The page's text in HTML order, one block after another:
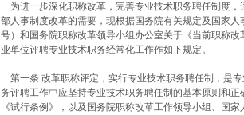
为进一步深化职称改革，完善专业技术职务聘任制度
部人事制度改革的需要，现根据国务院有关规定及国家
号）和国务院职称改革领导小组办公室关于《当前职称
业单位评聘专业技术职务经常化工作作如下规定。
第一条 改革职称评定，实行专业技术职务聘任制，是
务评聘工作中应坚持专业技术职务聘任制的基本原则和
《试行条例》，以及国务院职称改革工作领导小组、国